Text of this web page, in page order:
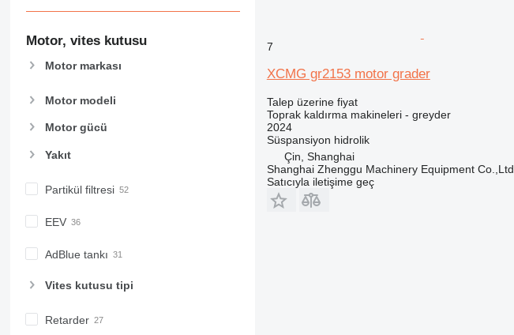
Motor, vites kutusu
Motor markası
Motor modeli
Motor gücü
Yakıt
Partikül filtresi
EEV
AdBlue tankı
Vites kutusu tipi
Retarder
7
XCMG gr2153 motor grader
Talep üzerine fiyat
Toprak kaldırma makineleri - greyder
2024
Süspansiyon hidrolik
Çin, Shanghai
Shanghai Zhenggu Machinery Equipment Co.,Ltd
Satıcıyla iletişime geç